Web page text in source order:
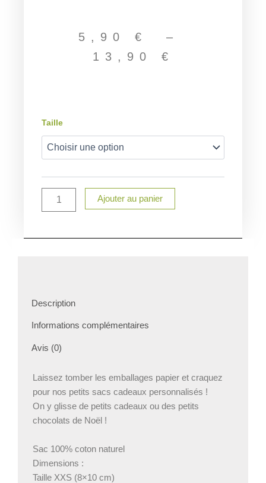
5,90 €
–
13,90 €
Taille
quantité
Pochon
Noël
Ajouter au panier
Description
Informations complémentaires
Avis (0)
Laissez tomber les emballages papier et craquez
pour nos petits sacs cadeaux personnalisés !
On y glisse de petits cadeaux ou des petits
chocolats de Noël !
Sac 100% coton naturel
Dimensions :
Taille XXS (8×10 cm)